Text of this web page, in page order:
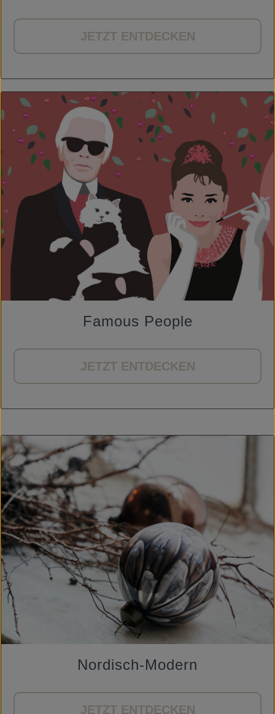
JETZT ENTDECKEN
Famous People
JETZT ENTDECKEN
Nordisch-Modern
JETZT ENTDECKEN